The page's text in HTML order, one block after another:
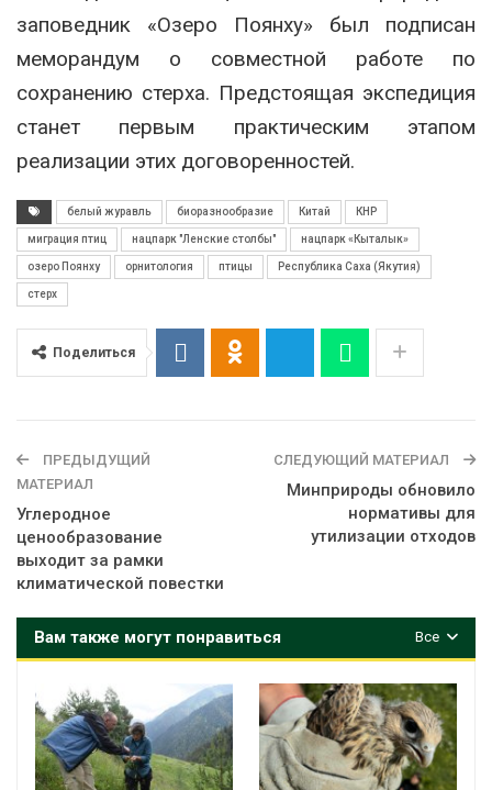
заповедник «Озеро Поянху» был подписан
меморандум о совместной работе по
сохранению стерха. Предстоящая экспедиция
станет первым практическим этапом
реализации этих договоренностей.
белый журавль биоразнообразие Китай КНР
миграция птиц нацпарк "Ленские столбы" нацпарк «Кыталык»
озеро Поянху орнитология птицы Республика Саха (Якутия)
стерх
Поделиться
ПРЕДЫДУЩИЙ
МАТЕРИАЛ
Углеродное
ценообразование
выходит за рамки
климатической повестки
СЛЕДУЮЩИЙ МАТЕРИАЛ
Минприроды обновило
нормативы для
утилизации отходов
Все
Вам также могут понравиться